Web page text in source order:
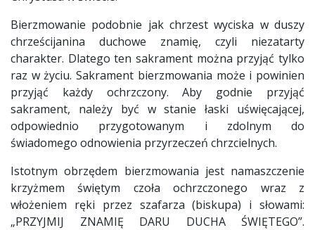
Bierzmowanie podobnie jak chrzest wyciska w duszy
chrześcijanina duchowe znamię, czyli niezatarty
charakter. Dlatego ten sakrament można przyjąć tylko
raz w życiu. Sakrament bierzmowania może i powinien
przyjąć każdy ochrzczony. Aby godnie przyjąć
sakrament, należy być w stanie łaski uświęcającej,
odpowiednio przygotowanym i zdolnym do
świadomego odnowienia przyrzeczeń chrzcielnych.
Istotnym obrzędem bierzmowania jest namaszczenie
krzyżmem świętym czoła ochrzczonego wraz z
włożeniem ręki przez szafarza (biskupa) i słowami:
„PRZYJMIJ ZNAMIĘ DARU DUCHA ŚWIĘTEGO”.